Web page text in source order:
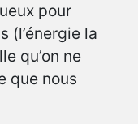
pour
(l’énergie la
qu’on ne
que nous